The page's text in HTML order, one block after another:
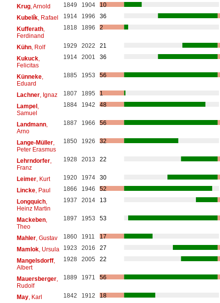
Krug, Arnold 1849 1904
10
Kubelík, Rafael 1914 1996
36
Kufferath,
Ferdinand
1818 1896 2
Kühn, Rolf 1929 2022
21
Kukuck,
Felicitas
1914 2001 36
Künneke,
Eduard
1885 1953 56
Lachner, Ignaz 1807 1895
1
Lampel ,
Samuel
1884 1942 48
Landmann,
Arno
1887 1966 56
Lange-Müller,
Peter Erasmus
1850 1926 32
Lehrndorfer,
Franz
1928 2013 22
Leimer, Kurt 1920 1974
30
Lincke, Paul 1866 1946
52
Longquich,
Heinz Martin
1937 2014 13
Mackeben,
Theo
1897 1953 53
Mahler, Gustav 1860 1911
17
Mamlok, Ursula 1923 2016
27
Mangelsdorff,
Albert
1928 2005 22
Mauersberger,
Rudolf
1889 1971 56
May, Karl 1842 1912
18